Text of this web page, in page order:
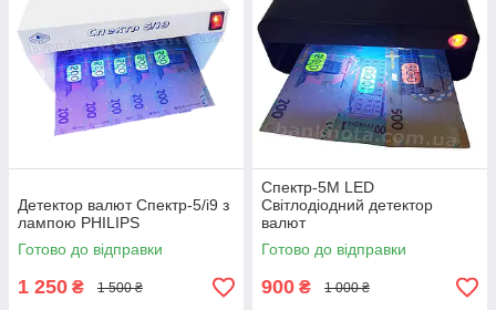
Детектор валют Спектр-5/i9 з
лампою PHILIPS
Готово до відправки
1 250 ₴ 1 500 ₴
Спектр-5M LED
Світлодіодний детектор
валют
Готово до відправки
900 ₴ 1 000 ₴